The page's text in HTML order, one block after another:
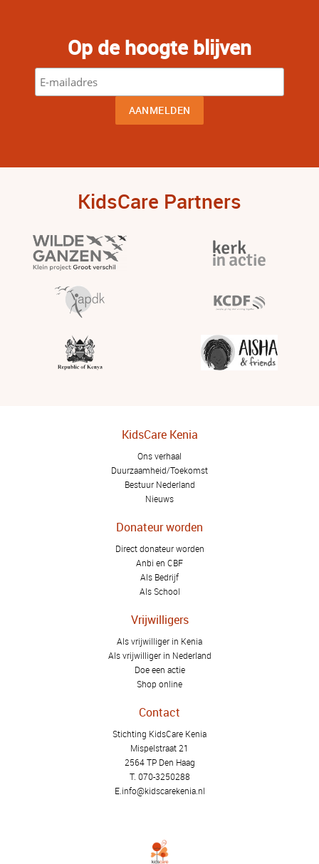
Op de hoogte blijven
KidsCare Partners
KidsCare Kenia
Ons verhaal
Duurzaamheid/Toekomst
Bestuur Nederland
Nieuws
Donateur worden
Direct donateur worden
Anbi en CBF
Als Bedrijf
Als School
Vrijwilligers
Als vrijwilliger in Kenia
Als vrijwilliger in Nederland
Doe een actie
Shop online
Contact
Stichting KidsCare Kenia
Mispelstraat 21
2564 TP Den Haag
T. 070-3250288
E. info@kidscarekenia.nl